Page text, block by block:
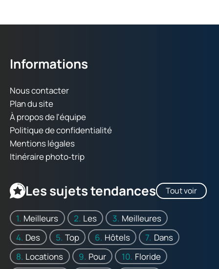
Informations
Nous contacter
Plan du site
À propos de l'équipe
Politique de confidentialité
Mentions légales
Itinéraire photo‑trip
Les sujets tendances Tout voir
Meilleurs Les
Meilleures
Des
Top Hôtels
Dans
Locations
Pour Floride